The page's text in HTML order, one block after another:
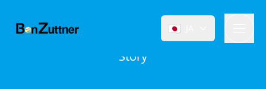
🇯🇵
Story